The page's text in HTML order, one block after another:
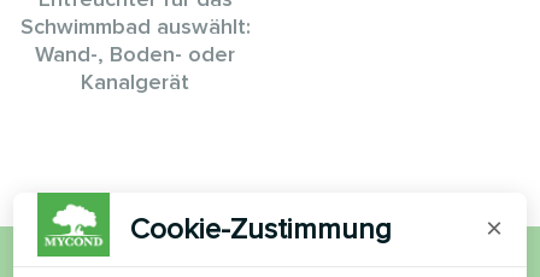
Schwimmbad auswählt:
Wand-, Boden- oder
Kanalgerät
Cookie-Zustimmung ×